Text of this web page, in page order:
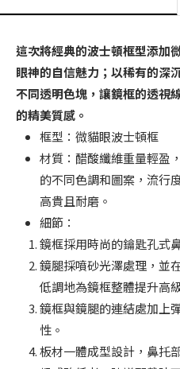
這次將經典的波士頓框型添加
眼神的自信魅力；以稀有的深
不同透明色塊，讓鏡框的透視
的精美質感。
框型：微貓眼波士頓框
材質：醋酸纖維重量輕盈
的不同色調和圖案，流行
高貴且耐磨。
細節：
鏡框採用時尚的鑰匙孔式
鏡腿採噴砂光澤處理，並
低調地為鏡框整體提升高
鏡框與鏡腿的連結處加上
性。
板材一體成型設計，鼻托